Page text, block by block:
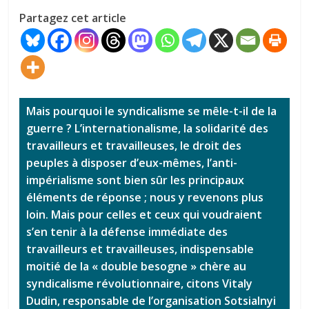
syndicale
Solidaires
Partagez cet article
Mais pourquoi le syndicalisme se mêle-t-il de la
guerre ? L’internationalisme, la solidarité des
travailleurs et travailleuses, le droit des
peuples à disposer d’eux-mêmes, l’anti-
impérialisme sont bien sûr les principaux
éléments de réponse ; nous y revenons plus
loin. Mais pour celles et ceux qui voudraient
s’en tenir à la défense immédiate des
travailleurs et travailleuses, indispensable
moitié de la « double besogne » chère au
syndicalisme révolutionnaire, citons Vitaly
Dudin, responsable de l’organisation Sotsialnyi